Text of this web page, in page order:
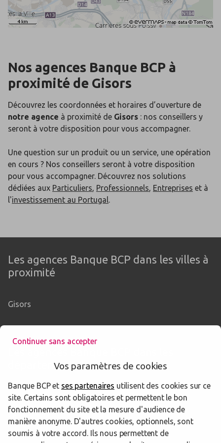
Nos agences Banque BCP à
proximité de Gisors
Découvrez les coordonnées et horaires d’ouverture de
notre agence à proximité de Gisors : nos conseillers y
seront à votre disposition pour vous accompagner.
Une question sur un produit ou un service, une opération
en cours ? Nos conseillers seront à votre disposition
pour vous accompagner. Découvrez nos solutions
dédiées aux Particuliers, Professionnels, Entreprises et à
l'investissement au Portugal.
Les agences Banque BCP dans les villes à
proximité
Gisors
départements limitrophes
76 Seine-Maritime
78 Yvelines
95 Val-d'Oise
Continuer sans accepter
Vos paramètres de cookies
Banque BCP et ses partenaires utilisent des cookies sur ce
site. Certains sont obligatoires et permettent le bon
fonctionnement du site et la mesure d'audience de
manière anonyme. D'autres cookies, optionnels, sont
soumis à votre accord. Ils nous permettent de